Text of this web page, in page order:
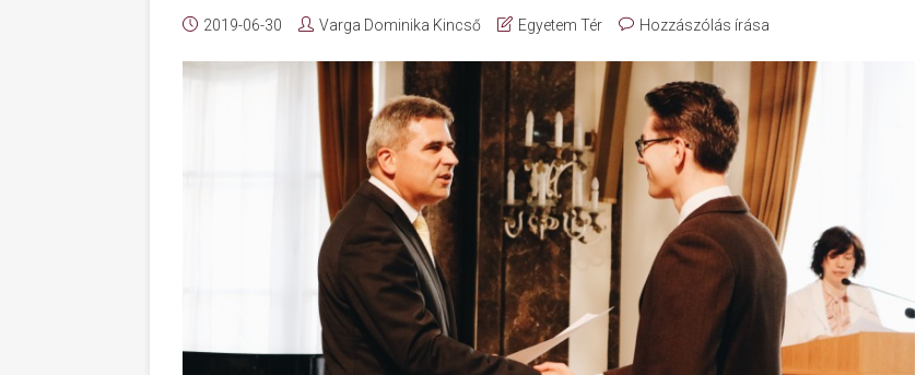
2019-06-30 Varga Dominika Kincső Egyetem Tér Hozzászólás írása